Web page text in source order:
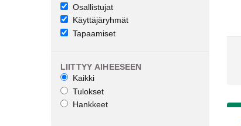
Osallistujat
Käyttäjäryhmät
Tapaamiset
LIITTYY AIHEESEEN
Kaikki
Tulokset
Hankkeet